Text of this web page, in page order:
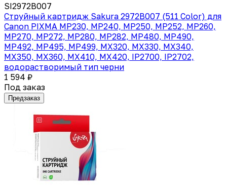
SI2972B007
Струйный картридж Sakura 2972B007 (511 Color) для
Canon PIXMA MP230, MP240, MP250, MP252, MP260,
MP270, MP272, MP280, MP282, MP480, MP490,
MP492, MP495, MP499, MX320, MX330, MX340,
MX350, MX360, MX410, MX420, IP2700, IP2702,
водорастворимый тип черни
1 594 ₽
Под заказ
Предзаказ